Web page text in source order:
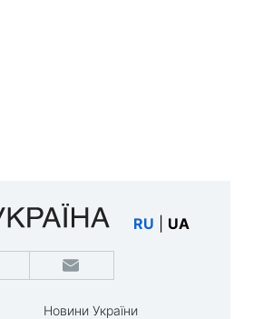
RU UA
Новини України